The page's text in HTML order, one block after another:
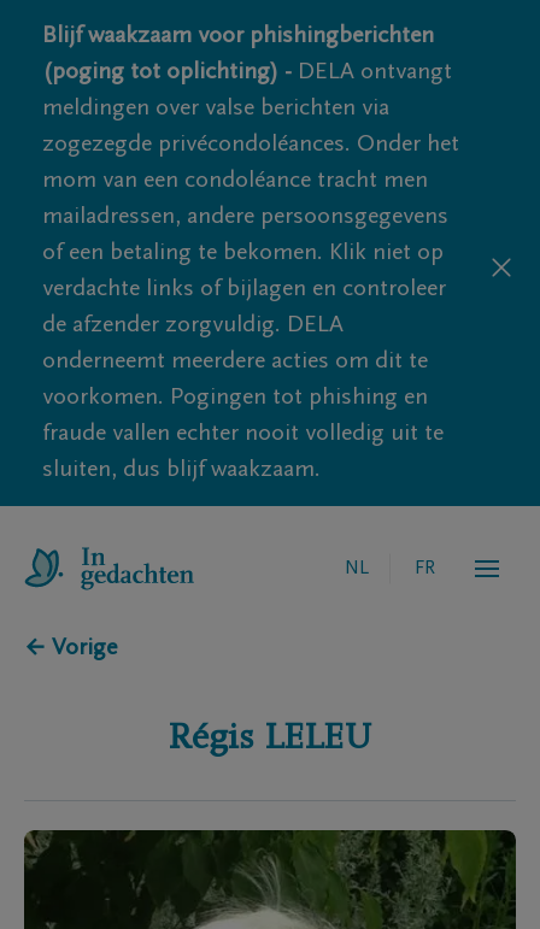
Blijf waakzaam voor phishingberichten
(poging tot oplichting) - DELA ontvangt
meldingen over valse berichten via
zogezegde privécondoléances. Onder het
mom van een condoléance tracht men
mailadressen, andere persoonsgegevens
of een betaling te bekomen. Klik niet op
verdachte links of bijlagen en controleer
de afzender zorgvuldig. DELA
onderneemt meerdere acties om dit te
voorkomen. Pogingen tot phishing en
fraude vallen echter nooit volledig uit te
sluiten, dus blijf waakzaam.
NL FR
← Vorige
Régis LELEU